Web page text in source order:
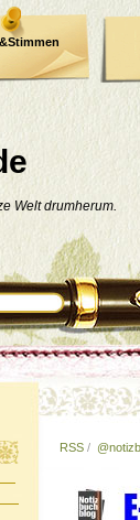
Welt drumherum.
RSS /